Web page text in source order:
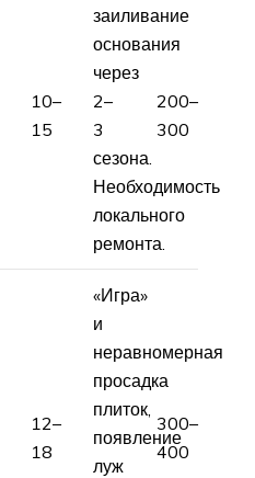
10–
15
заиливание
основания
через
2–
3
сезона.
Необходимость
локального
ремонта.
200–
300
12–
18
«Игра»
и
неравномерная
просадка
плиток,
появление
луж
300–
400